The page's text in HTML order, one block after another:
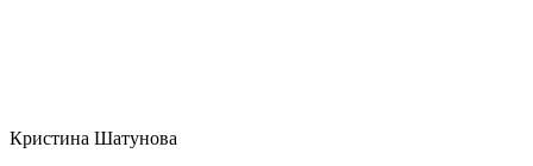
Кристина Шатунова